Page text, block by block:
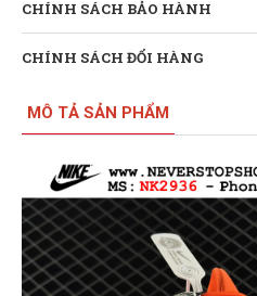
CHÍNH SÁCH BẢO HÀNH
CHÍNH SÁCH ĐỔI HÀNG
MÔ TẢ SẢN PHẨM